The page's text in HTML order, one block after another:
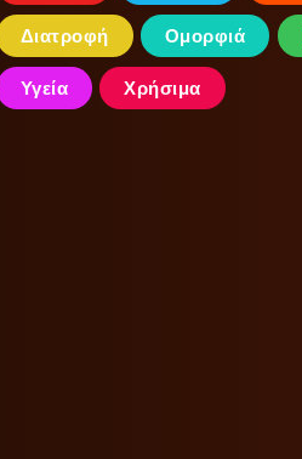
Διατροφή Ομορφιά
Υγεία Χρήσιμα